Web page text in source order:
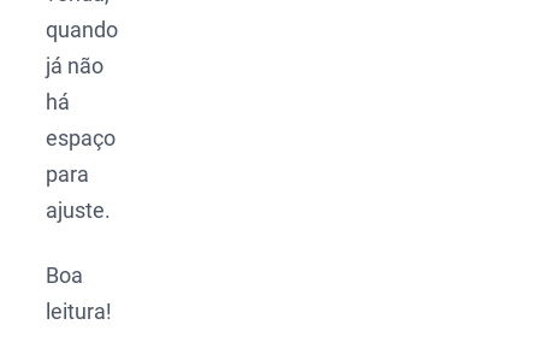
quando
já não
há
espaço
para
ajuste.
Boa
leitura!